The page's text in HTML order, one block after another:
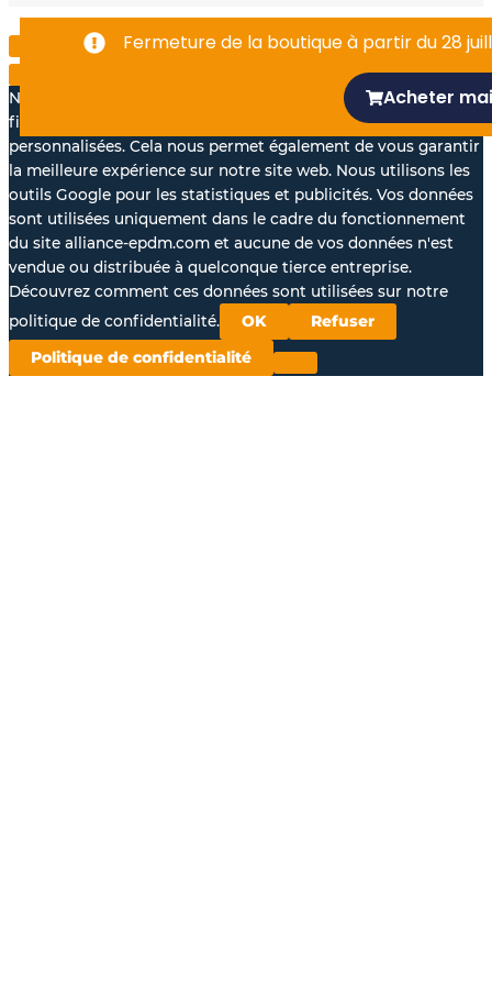
-
Fermeture de la boutique à partir du 28
Acheter
Nous aimerions avec votre accord, utiliser vos données à des
fins statistiques et pour vous proposer des annonces
personnalisées. Cela nous permet également de vous garantir
la meilleure expérience sur notre site web. Nous utilisons les
outils Google pour les statistiques et publicités. Vos données
sont utilisées uniquement dans le cadre du fonctionnement
du site alliance-epdm.com et aucune de vos données n'est
vendue ou distribuée à quelconque tierce entreprise.
Découvrez comment ces données sont utilisées sur notre
politique de confidentialité.
OK Refuser
Politique de confidentialité